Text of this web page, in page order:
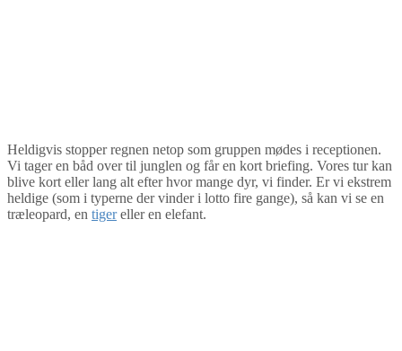
Heldigvis stopper regnen netop som gruppen mødes i receptionen.
Vi tager en båd over til junglen og får en kort briefing. Vores tur kan
blive kort eller lang alt efter hvor mange dyr, vi finder. Er vi ekstrem
heldige (som i typerne der vinder i lotto fire gange), så kan vi se en
træleopard, en tigereller en elefant.